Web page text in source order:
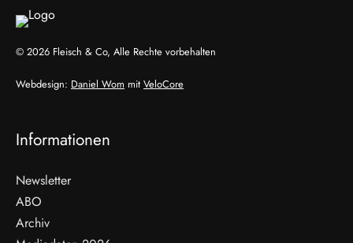
© 2026 Fleisch & Co, Alle Rechte vorbehalten
Webdesign: Daniel Wom mit VeloCore
Informationen
Newsletter
ABO
Archiv